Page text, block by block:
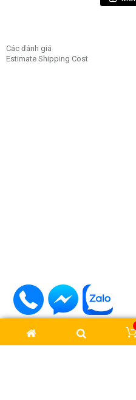
1. Tổng quan về ống inox
trúc xoắn 19.1 mm
Trong lĩnh vực cơ khí xây dựng
tìm kiếm những vật liệu vừa
lại điểm nhấn thẩm mỹ độc
Các đánh giá
Estimate Shipping Cost